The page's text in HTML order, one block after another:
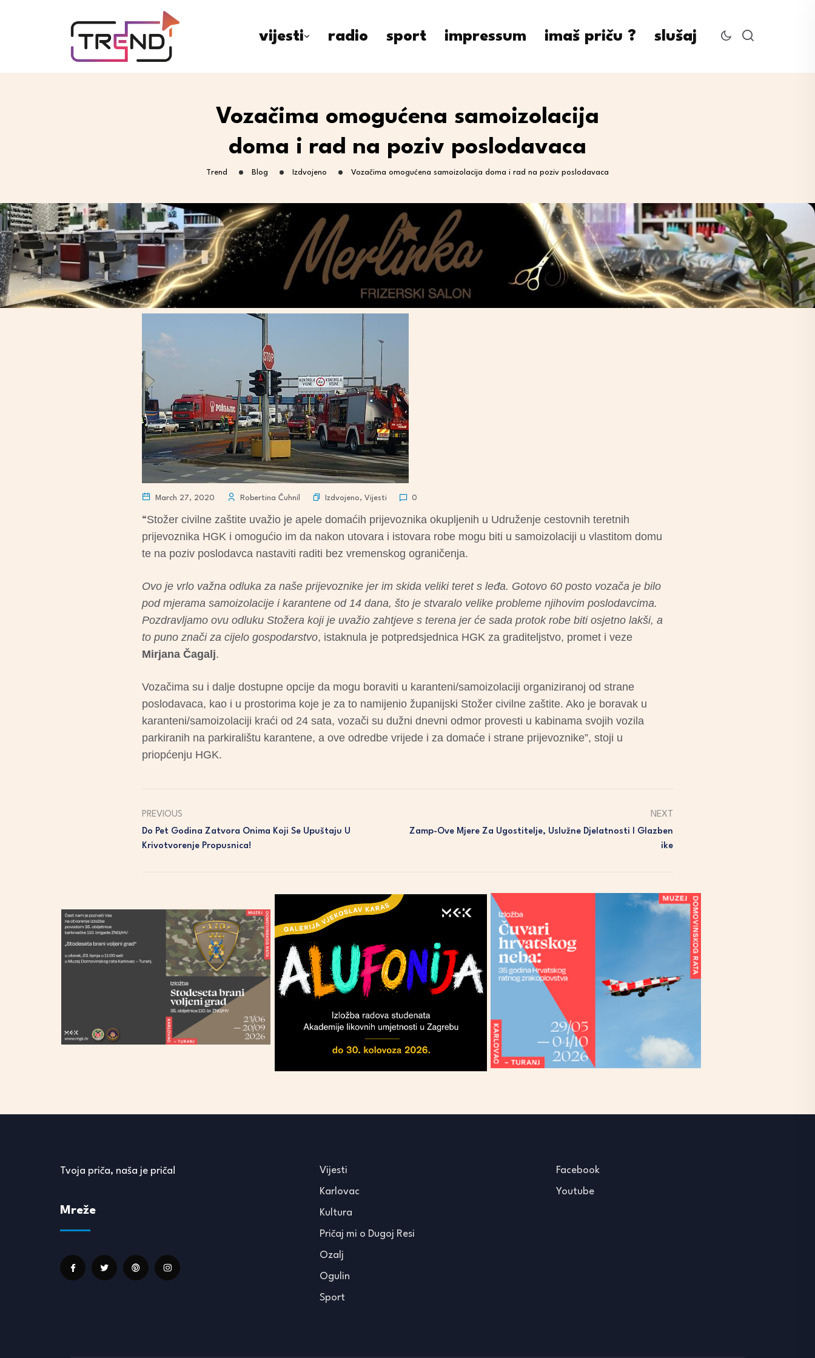
vijesti radio sport impressum imaš priču ? slušaj
Vozačima omogućena samoizolacija
doma i rad na poziv poslodavaca
Trend Blog Izdvojeno Vozačima omogućena samoizolacija doma i rad na poziv poslodavaca
March 27, 2020 Robertina Čuhnil Izdvojeno, Vijesti 0
“Stožer civilne zaštite uvažio je apele domaćih prijevoznika okupljenih u Udruženje cestovnih teretnih
prijevoznika HGK i omogućio im da nakon utovara i istovara robe mogu biti u samoizolaciji u vlastitom domu
te na poziv poslodavca nastaviti raditi bez vremenskog ograničenja.
Ovo je vrlo važna odluka za naše prijevoznike jer im skida veliki teret s leđa. Gotovo 60 posto vozača je bilo
pod mjerama samoizolacije i karantene od 14 dana, što je stvaralo velike probleme njihovim poslodavcima.
Pozdravljamo ovu odluku Stožera koji je uvažio zahtjeve s terena jer će sada protok robe biti osjetno lakši, a
to puno znači za cijelo gospodarstvo, istaknula je potpredsjednica HGK za graditeljstvo, promet i veze
Mirjana Čagalj.
Vozačima su i dalje dostupne opcije da mogu boraviti u karanteni/samoizolaciji organiziranoj od strane
poslodavaca, kao i u prostorima koje je za to namijenio županijski Stožer civilne zaštite. Ako je boravak u
karanteni/samoizolaciji kraći od 24 sata, vozači su dužni dnevni odmor provesti u kabinama svojih vozila
parkiranih na parkiralištu karantene, a ove odredbe vrijede i za domaće i strane prijevoznike”, stoji u
priopćenju HGK.
PREVIOUS
Do Pet Godina Zatvora Onima Koji Se Upuštaju U
Krivotvorenje Propusnica!
NEXT
Zamp-Ove Mjere Za Ugostitelje, Uslužne Djelatnosti I Glazben
Ike
Tvoja priča, naša je priča!
Mreže
Vijesti
Karlovac
Kultura
Pričaj mi o Dugoj Resi
Ozalj
Ogulin
Sport
Facebook
Youtube